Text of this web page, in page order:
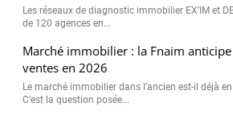
Les réseaux de diagnostic immobilier EX’IM et
de 120 agences en...
Marché immobilier : la Fnaim
ventes en 2026
Le marché immobilier dans l’ancien est-il déjà
C’est la question posée...